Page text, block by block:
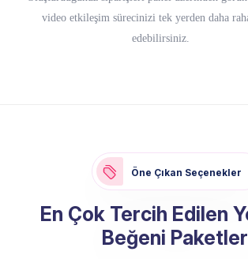
video etkileşim sürecinizi tek yerden daha
edebilirsiniz.
Öne Çıkan Seçenekler
En Çok Tercih Edilen
Beğeni